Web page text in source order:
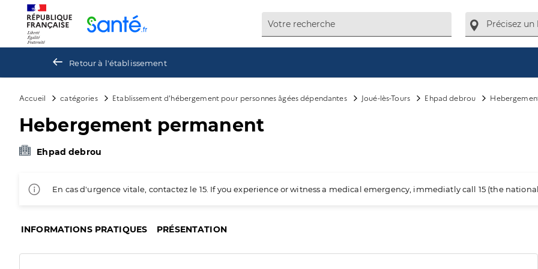
Retour à l'établissement
Accueil catégories Etablissement d'hébergement pour personnes âgées dépendantes Joué-lès-Tours Ehpad debrou
Hebergement permanent
Ehpad debrou
En cas d'urgence vitale, contactez le 15. If you experience or witness a medical emergency, immediatly call 15 (the
INFORMATIONS PRATIQUES PRÉSENTATION
Panneau de gestion des cookies